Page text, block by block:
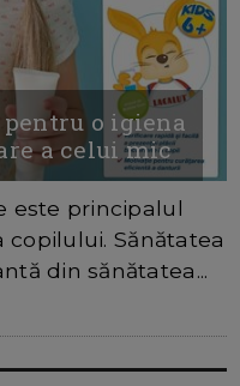
o igiena
a celui mic
este principalul
copilului. Sănătatea
din sănătatea...